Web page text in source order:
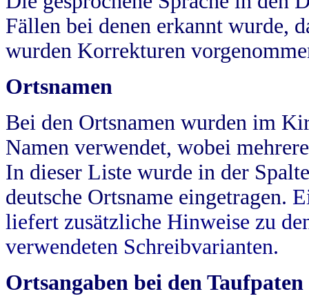
Fällen bei denen erkannt wurde,
wurden Korrekturen
Ortsnamen
Bei den Ortsnamen wurden im
Namen verwendet, wobei
In dieser Liste wurde in der
deutsche Ortsname eingetragen.
liefert zusätzliche Hinweise zu
verwendeten Schreibvarianten.
Ortsangaben bei den Taufpaten